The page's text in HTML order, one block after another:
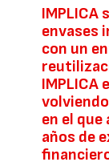
IMPLICA
envases
con un
IMPLICA
en el
años de